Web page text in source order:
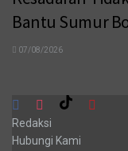
Bantu Sumur
07/08/2026
Redaksi
Hubungi Kami